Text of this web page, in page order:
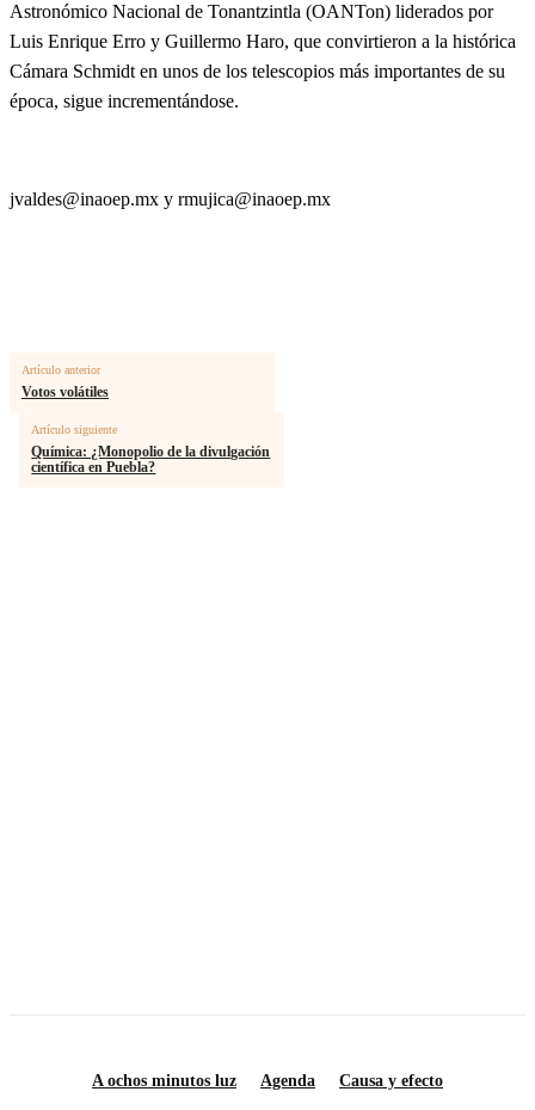
Astronómico Nacional de Tonantzintla (OANTon) liderados por
Luis Enrique Erro y Guillermo Haro, que convirtieron a la histórica
Cámara Schmidt en unos de los telescopios más importantes de su
época, sigue incrementándose.
jvaldes@inaoep.mx y rmujica@inaoep.mx
Artículo anterior
Votos volátiles
Artículo siguiente
Química: ¿Monopolio de la divulgación
científica en Puebla?
A ochos minutos luz Agenda Causa y efecto